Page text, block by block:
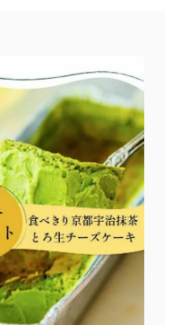
とろ生ガトーショコラ
とろ生 まとめ買いお得
セット
お中元